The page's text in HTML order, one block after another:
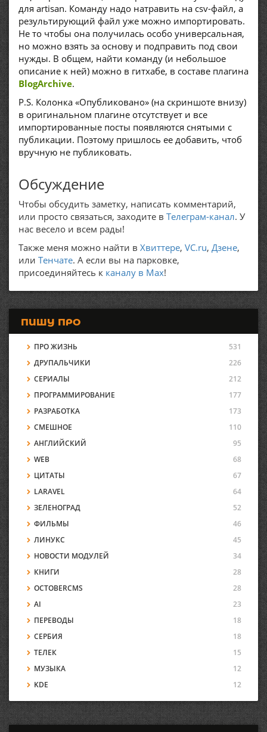
для artisan. Команду надо натравить на csv-файл, а
результирующий файл уже можно импортировать.
Не то чтобы она получилась особо универсальная,
но можно взять за основу и подправить под свои
нужды. В общем, найти команду (и небольшое
описание к ней) можно в гитхабе, в составе плагина
BlogArchive.
P.S. Колонка «Опубликовано» (на скриншоте внизу)
в оригинальном плагине отсутствует и все
импортированные посты появляются снятыми с
публикации. Поэтому пришлось ее добавить, чтоб
вручную не публиковать.
Обсуждение
Чтобы обсудить заметку, написать комментарий,
или просто связаться, заходите в Телеграм-канал. У
нас весело и всем рады!
Также меня можно найти в Хвиттере, VC.ru, Дзене,
или Тенчате. А если вы на парковке,
присоединяйтесь к каналу в Max!
ПИШУ ПРО
ПРО ЖИЗНЬ
531
ДРУПАЛЬЧИКИ
226
СЕРИАЛЫ
212
ПРОГРАММИРОВАНИЕ
177
РАЗРАБОТКА
173
СМЕШНОЕ
110
АНГЛИЙСКИЙ
95
WEB
68
ЦИТАТЫ
67
LARAVEL
64
ЗЕЛЕНОГРАД
52
ФИЛЬМЫ
46
ЛИНУКС
45
НОВОСТИ МОДУЛЕЙ
34
КНИГИ
28
OCTOBERCMS
28
AI
23
ПЕРЕВОДЫ
18
СЕРБИЯ
18
ТЕЛЕК
15
МУЗЫКА
12
KDE
12